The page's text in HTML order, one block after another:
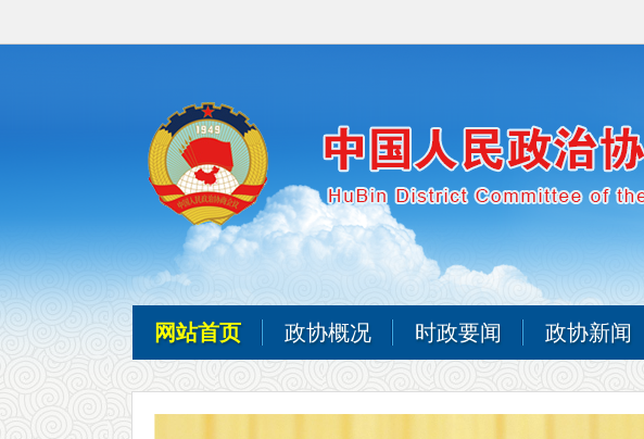
网站首页 政协概况 时政要闻 政协新闻